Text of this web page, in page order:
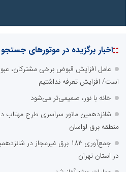
::اخبار برگزیده در موتورهای جستجو
عامل افزایش قبوض برخی مشترکان،
است/ افزایش تعرفه نداشتیم
خانه با نور، صمیمی‌تر می‌شود
شانزدهمین مانور سراسری طرح مهتاب در
منطقه برق لواسان
جمع‌آوری 183 برق غیرمجاز
در استان تهران